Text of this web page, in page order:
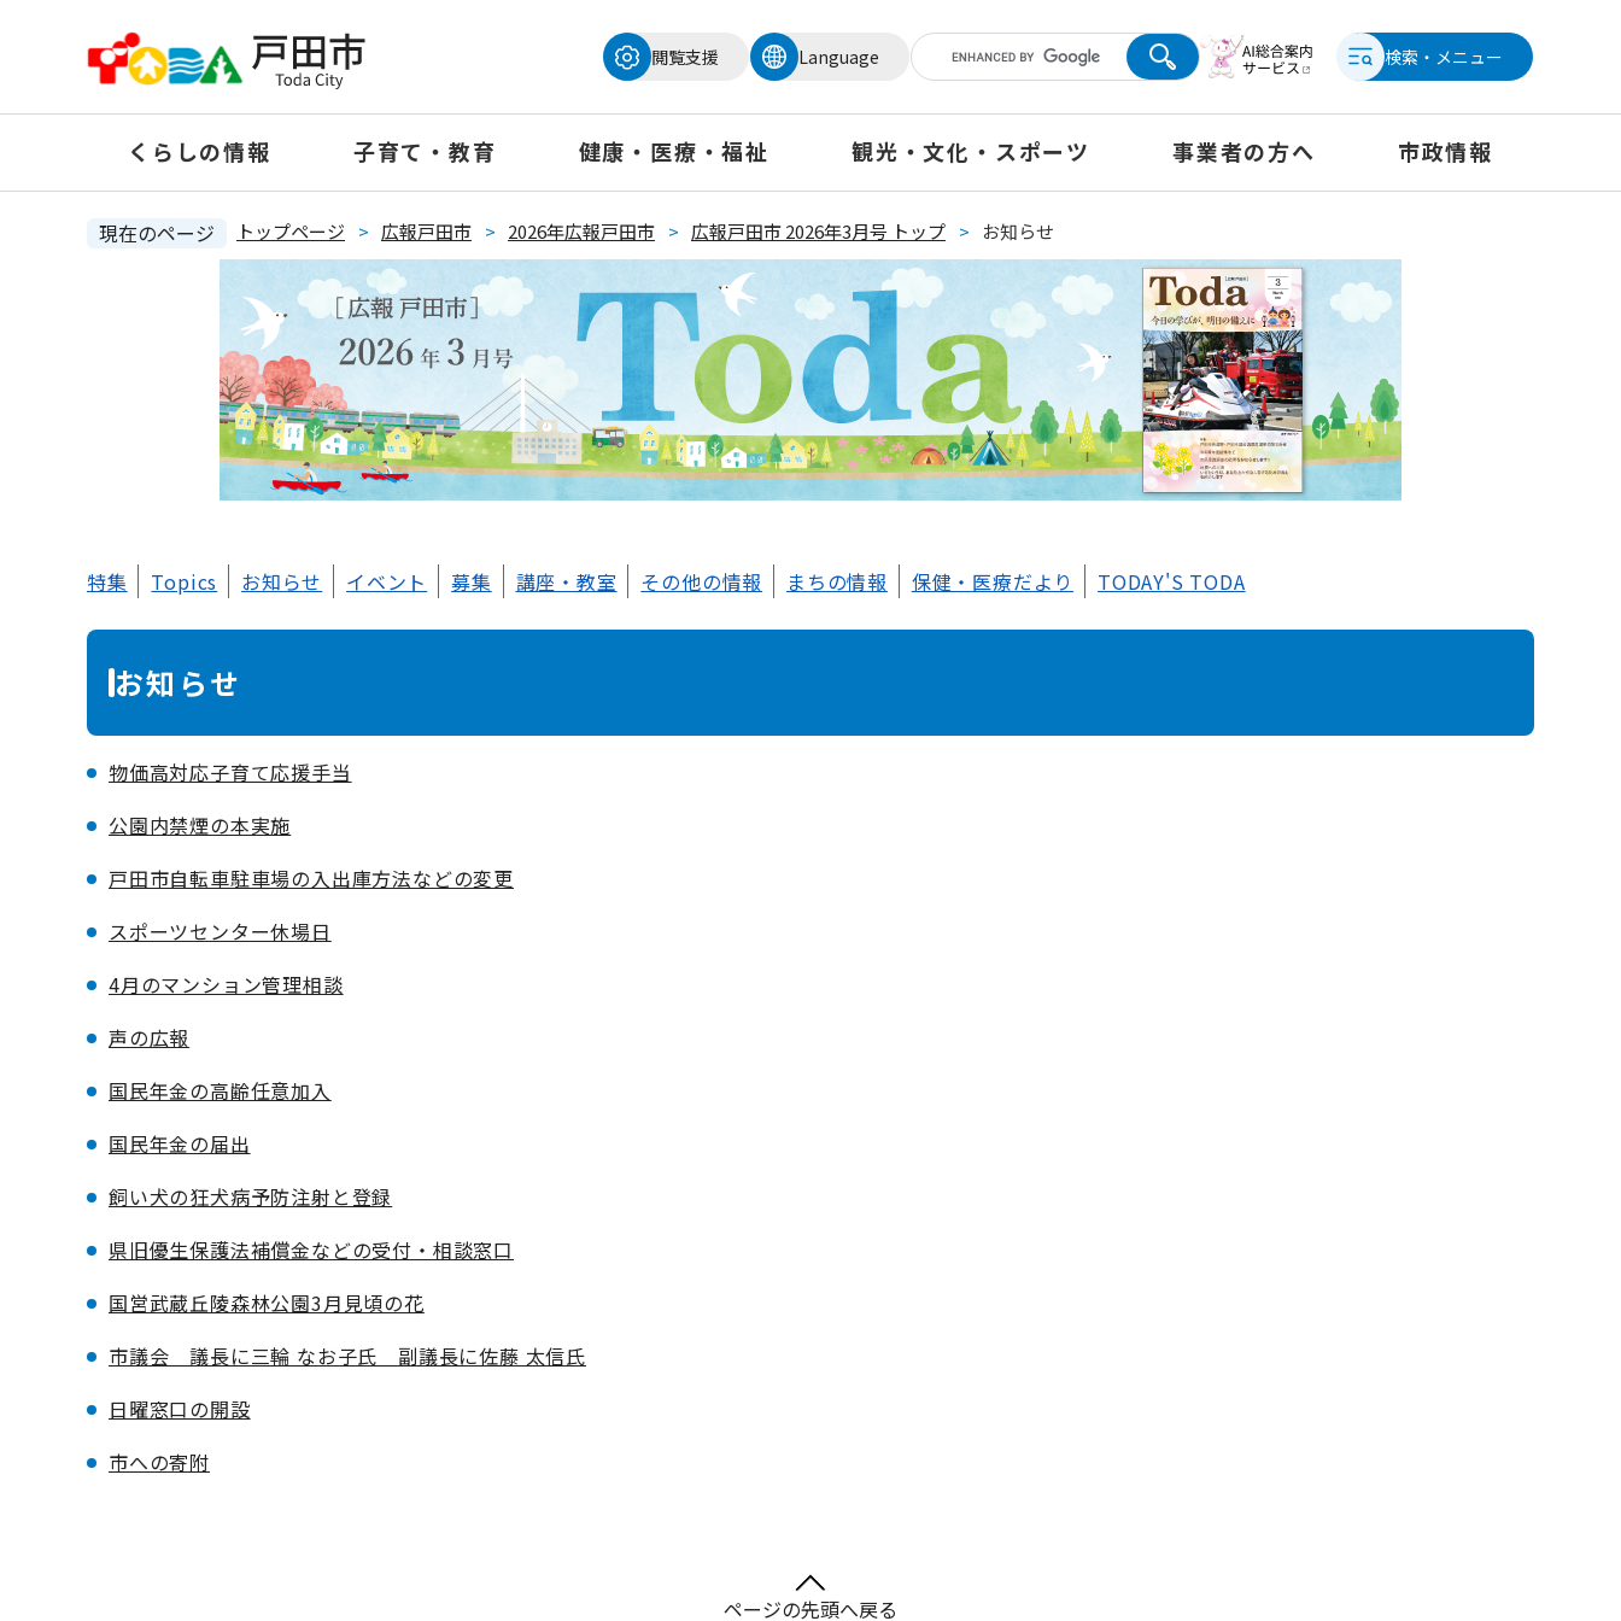
の
頭
閲覧支援
Language 検索・メニュー
くらしの情報 子育て・教育 健康・医療・福祉 観光・文化・スポーツ 事業者の方へ 市政情報
現在のページ トップページ > 広報戸田市 > 2026年広報戸田市 > 広報戸田市 2026年3月号 トップ > お知らせ
文
特集 Topics お知らせ イベント 募集 講座・教室 その他の情報 まちの情報 保健・医療だより TODAY'S TODA
お知らせ
物価高対応子育て応援手当
公園内禁煙の本実施
戸田市自転車駐車場の入出庫方法などの変更
スポーツセンター休場日
4月のマンション管理相談
声の広報
国民年金の高齢任意加入
国民年金の届出
飼い犬の狂犬病予防注射と登録
県旧優生保護法補償金などの受付・相談窓口
国営武蔵丘陵森林公園3月見頃の花
市議会 議長に三輪 なお子氏 副議長に佐藤 太信氏
日曜窓口の開設
市への寄附
ページの先頭へ戻る